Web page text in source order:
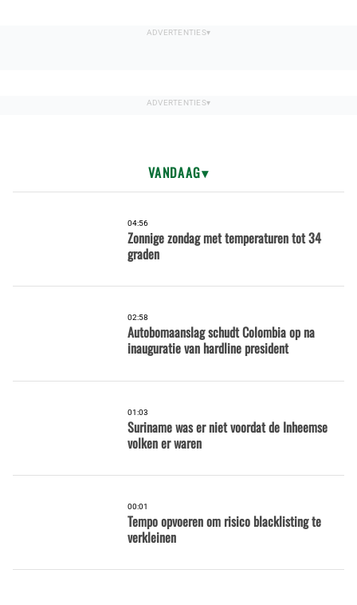
VANDAAG
04:56
Zonnige zondag met temperaturen tot 34
graden
02:58
Autobomaanslag schudt Colombia op na
inauguratie van hardline president
01:03
Suriname was er niet voordat de Inheemse
volken er waren
00:01
Tempo opvoeren om risico blacklisting te
verkleinen